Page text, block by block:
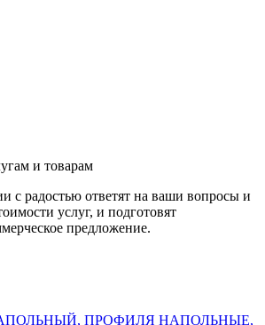
и товарам
с радостью ответят на ваши вопросы и
услуг, и подготовят
предложение.
ПРОФИЛЯ НАПОЛЬНЫЕ,